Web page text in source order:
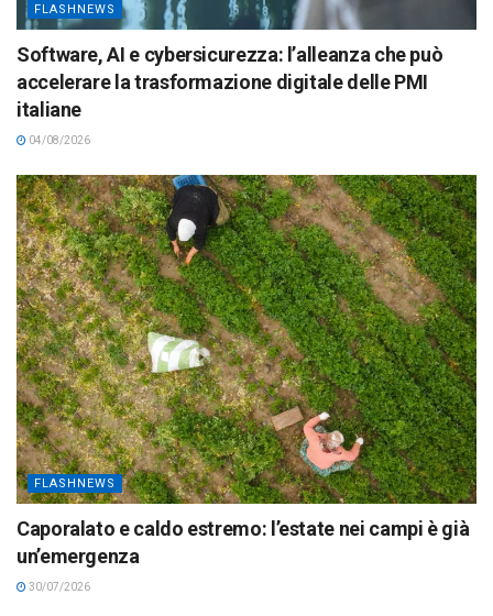
FLASHNEWS
Software, AI e cybersicurezza: l’alleanza che può
accelerare la trasformazione digitale delle PMI
italiane
04/08/2026
FLASHNEWS
Caporalato e caldo estremo: l’estate nei campi è già
un’emergenza
30/07/2026